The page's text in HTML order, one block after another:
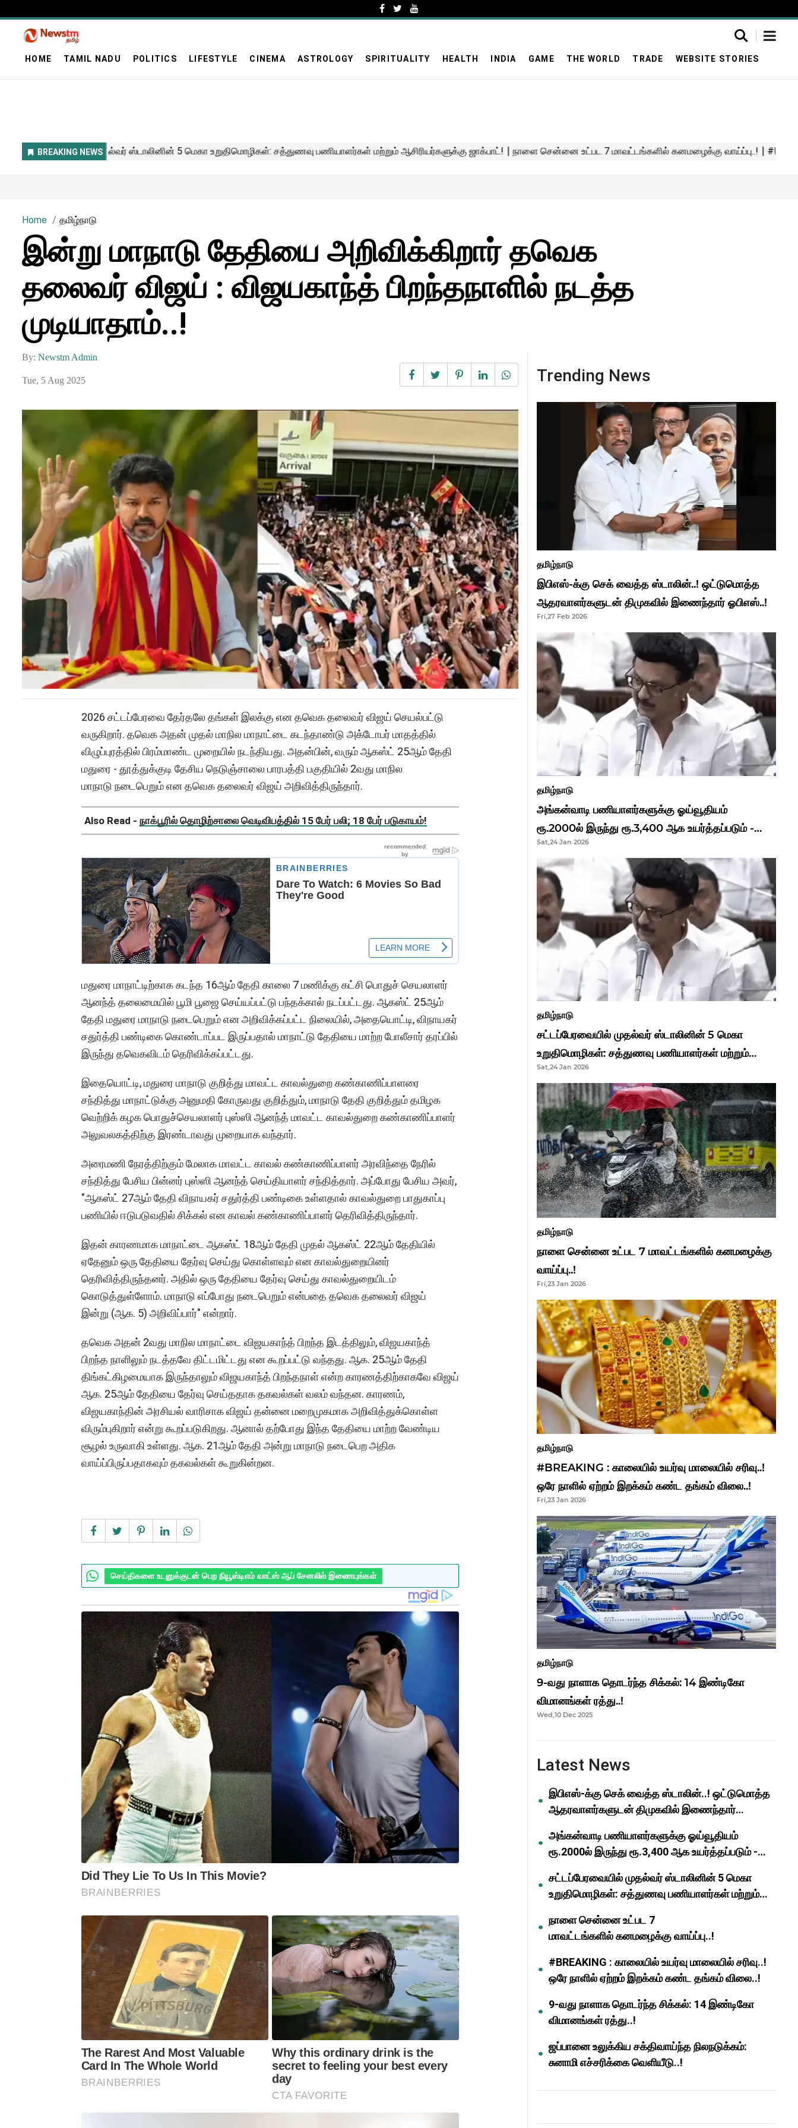
HOME TAMIL NADU POLITICS LIFESTYLE CINEMA ASTROLOGY SPIRITUALITY HEALTH INDIA GAME THE WORLD TRADE WEBSITE STORIES
Home தமிழ்நாடு
இன்று மாநாடு தேதியை அறிவிக்கிறார் தவெக
தலைவர் விஜய் : விஜயகாந்த் பிறந்தநாளில் நடத்த
முடியாதாம்..!
By: Newstm Admin
Tue, 5 Aug 2025
2026 சட்டப்பேரவை தேர்தலே தங்கள் இலக்கு என தவெக தலைவர் விஜய் செயல்பட்டு
வருகிறார். தவெக அதன் முதல் மாநில மாநாட்டை கடந்தாண்டு அக்டோபர் மாதத்தில்
விழுப்புரத்தில் பிரம்மாண்ட முறையில் நடந்தியது. அதன்பின், வரும் ஆகஸ்ட் 25ஆம் தேதி
மதுரை - தூத்துக்குடி தேசிய நெடுஞ்சாலை பாரபத்தி பகுதியில் 2வது மாநில
மாநாடு நடைபெறும் என தவெக தலைவர் விஜய் அறிவித்திருந்தார்.
Also Read - நாக்பூரில் தொழிற்சாலை வெடிவிபத்தில் 15 பேர் பலி; 18 பேர் படுகாயம்!
மதுரை மாநாட்டிற்காக கடந்த 16ஆம் தேதி காலை 7 மணிக்கு கட்சி பொதுச் செயலாளர்
ஆனந்த் தலைமையில் பூமி பூஜை செய்யப்பட்டு பந்தக்கால் நடப்பட்டது. ஆகஸ்ட் 25ஆம்
தேதி மதுரை மாநாடு நடைபெறும் என அறிவிக்கப்பட்ட நிலையில், அதையொட்டி, விநாயகர்
சதுர்த்தி பண்டிகை கொண்டாப்பட இருப்பதால் மாநாட்டு தேதியை மாற்ற போலீசார் தரப்பில்
இருந்து தவெகவிடம் தெரிவிக்கப்பட்டது.
இதையொட்டி, மதுரை மாநாடு குறித்து மாவட்ட காவல்துறை கண்காணிப்பாளரை
சந்தித்து மாநாட்டுக்கு அனுமதி கோருவது குறித்தும், மாநாடு தேதி குறித்தும் தமிழக
வெற்றிக் கழக பொதுச்செயலாளர் புஸ்ஸி ஆனந்த் மாவட்ட காவல்துறை கண்காணிப்பாளர்
அலுவலகத்திற்கு இரண்டாவது முறையாக வந்தார்.
அரைமணி நேரத்திற்கும் மேலாக மாவட்ட காவல் கண்காணிப்பாளர் அரவிந்தை நேரில்
சந்தித்து பேசிய பின்னர் புஸ்ஸி ஆனந்த் செய்தியாளர் சந்தித்தார். அப்போது பேசிய அவர்,
"ஆகஸ்ட் 27ஆம் தேதி விநாயகர் சதுர்த்தி பண்டிகை உள்ளதால் காவல்துறை பாதுகாப்பு
பணியில் ஈடுபடுவதில் சிக்கல் என காவல் கண்காணிப்பாளர் தெரிவித்திருந்தார்.
இதன் காரணமாக மாநாட்டை ஆகஸ்ட் 18ஆம் தேதி முதல் ஆகஸ்ட் 22ஆம் தேதியில்
ஏதேனும் ஒரு தேதியை தேர்வு செய்து கொள்ளவும் என காவல்துறையினர்
தெரிவித்திருந்தனர். அதில் ஒரு தேதியை தேர்வு செய்து காவல்துறையிடம்
கொடுத்துள்ளோம். மாநாடு எப்போது நடைபெறும் என்பதை தவெக தலைவர் விஜய்
இன்று (ஆக. 5) அறிவிப்பார்" என்றார்.
தவெக அதன் 2வது மாநில மாநாட்டை விஜயகாந்த் பிறந்த இடத்திலும், விஜயகாந்த்
பிறந்த நாளிலும் நடத்தவே திட்டமிட்டது என கூறப்பட்டு வந்தது. ஆக. 25ஆம் தேதி
திங்கட்கிழமையாக இருந்தாலும் விஜயகாந்த் பிறந்தநாள் என்ற காரணத்திற்காகவே விஜய்
ஆக. 25ஆம் தேதியை தேர்வு செய்ததாக தகவல்கள் வலம் வந்தன. காரணம்,
விஜயகாந்தின் அரசியல் வாரிசாக விஜய் தன்னை மறைமுகமாக அறிவித்துக்கொள்ள
விரும்புகிறார் என்று கூறப்படுகிறது. ஆனால் தற்போது இந்த தேதியை மாற்ற வேண்டிய
சூழல் உருவாகி உள்ளது. ஆக. 21ஆம் தேதி அன்று மாநாடு நடைபெற அதிக
வாய்ப்பிருப்பதாகவும் தகவல்கள் கூறுகின்றன.
செய்திகளை உடனுக்குடன் பெற நியூஸ்டிஎம் வாட்ஸ் ஆப் சேனலில் இணையுங்கள்
Trending News
தமிழ்நாடு
இபிஎஸ்-க்கு செக் வைத்த ஸ்டாலின்..! ஒட்டுமொத்த
ஆதரவாளர்களுடன் திமுகவில் இணைந்தார் ஓபிஎஸ்..!
Fri,27 Feb 2026
தமிழ்நாடு
அங்கன்வாடி பணியாளர்களுக்கு ஓய்வூதியம்
ரூ.2000ல் இருந்து ரூ.3,400 ஆக உயர்த்தப்படும் -
முதல்வர் மு.க.ஸ்டாலின்..!
Sat,24 Jan 2026
தமிழ்நாடு
சட்டப்பேரவையில் முதல்வர் ஸ்டாலினின் 5 மெகா
உறுதிமொழிகள்: சத்துணவு பணியாளர்கள் மற்றும்
ஆசிரியர்களுக்கு ஜாக்பாட்!
Sat,24 Jan 2026
தமிழ்நாடு
நாளை சென்னை உட்பட 7 மாவட்டங்களில் கனமழைக்கு
வாய்ப்பு..!
Fri,23 Jan 2026
தமிழ்நாடு
#BREAKING : காலையில் உயர்வு மாலையில் சரிவு..!
ஒரே நாளில் ஏற்றம் இறக்கம் கண்ட தங்கம் விலை..!
Fri,23 Jan 2026
தமிழ்நாடு
9-வது நாளாக தொடர்ந்த சிக்கல்: 14 இண்டிகோ
விமானங்கள் ரத்து..!
Wed,10 Dec 2025
Latest News
இபிஎஸ்-க்கு செக் வைத்த ஸ்டாலின்..! ஒட்டுமொத்த
ஆதரவாளர்களுடன் திமுகவில் இணைந்தார்
அங்கன்வாடி பணியாளர்களுக்கு ஓய்வூதியம்
ரூ.2000ல் இருந்து ரூ.3,400 ஆக உயர்த்தப்படும் -
சட்டப்பேரவையில் முதல்வர் ஸ்டாலினின் 5 மெகா
உறுதிமொழிகள்: சத்துணவு பணியாளர்கள் மற்றும்
நாளை சென்னை உட்பட 7
மாவட்டங்களில் கனமழைக்கு வாய்ப்பு..!
#BREAKING : காலையில் உயர்வு மாலையில் சரிவு..!
ஒரே நாளில் ஏற்றம் இறக்கம் கண்ட தங்கம் விலை..!
9-வது நாளாக தொடர்ந்த சிக்கல்: 14 இண்டிகோ
விமானங்கள் ரத்து..!
ஜப்பானை உலுக்கிய சக்திவாய்ந்த நிலநடுக்கம்:
சுனாமி எச்சரிக்கை வெளியீடு..!